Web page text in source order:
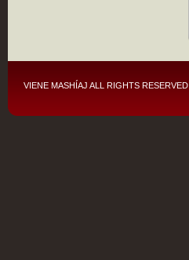
VIENE MASHÍAJ ALL RIGHTS RESERVED